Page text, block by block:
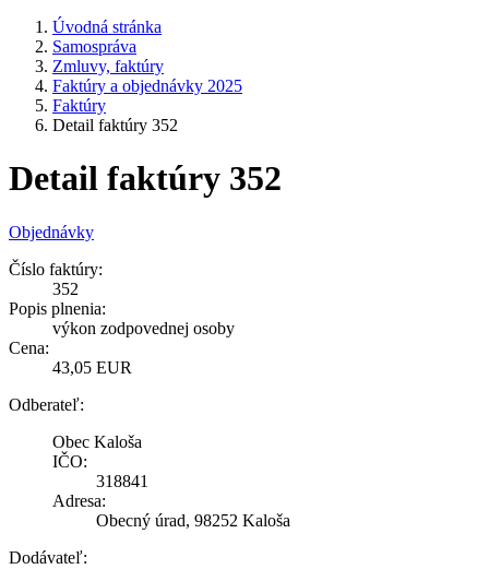
Úvodná stránka
Samospráva
Zmluvy, faktúry
Faktúry a objednávky 2025
Faktúry
Detail faktúry 352
Detail faktúry 352
Objednávky
Číslo faktúry:
352
Popis plnenia:
výkon zodpovednej osoby
Cena:
43,05 EUR
Odberateľ:
Obec Kaloša
IČO:
318841
Adresa:
Obecný úrad, 98252 Kaloša
Dodávateľ: